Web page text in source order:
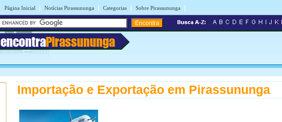
Página Inicial | Notícias Pirassununga | Categorias | Sobre Pirassununga |
encontraPirassununga
Importação e Exportação em Pirassununga